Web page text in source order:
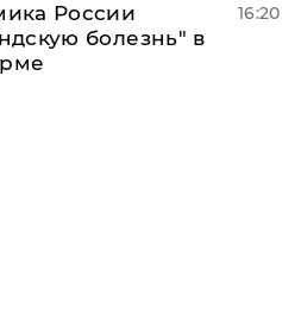
России
болезнь" в
16:20